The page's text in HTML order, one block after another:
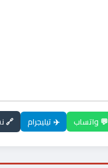
💬 واتساب ✈️ تيليجرام 🔗